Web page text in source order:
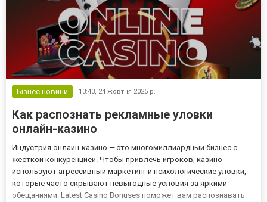
Бізнес новини 13:43, 24 жовтня 2025 р.
Как распознать рекламные уловки
онлайн-казино
Индустрия онлайн-казино — это многомиллиардный бизнес с
жесткой конкуренцией. Чтобы привлечь игроков, казино
используют агрессивный маркетинг и психологические уловки,
которые часто скрывают невыгодные условия за яркими
обещаниями. Latest Casino Bonuses поможет вам распознавать